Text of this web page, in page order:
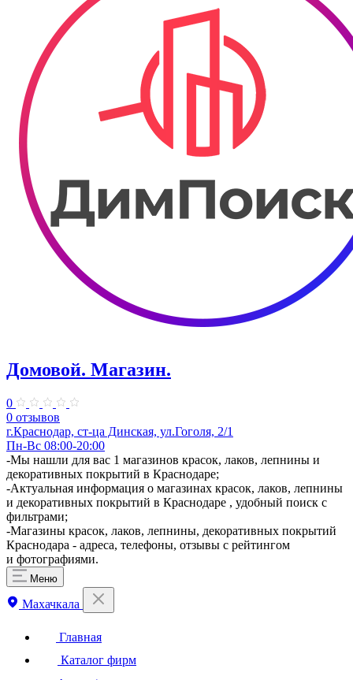
Домовой. Магазин.
0
0 отзывов
г.Краснодар, ст-ца Динская, ул.Гоголя, 2/1
Пн-Вс 08:00-20:00
-Мы нашли для вас 1 магазинов красок, лаков, лепнины и
декоративных покрытий в Краснодаре;
-Актуальная информация о магазинах красок, лаков, лепнины
и декоративных покрытий в Краснодаре , удобный поиск с
фильтрами;
-Магазины красок, лаков, лепнины, декоративных покрытий
Краснодара - адреса, телефоны, отзывы с рейтингом
и фотографиями.
Меню
Махачкала
Главная
Каталог фирм